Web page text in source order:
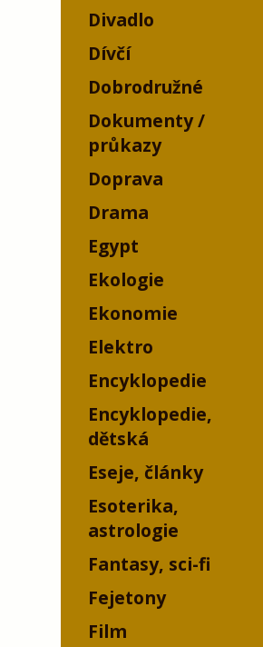
Divadlo
Dívčí
Dobrodružné
Dokumenty /
průkazy
Doprava
Drama
Egypt
Ekologie
Ekonomie
Elektro
Encyklopedie
Encyklopedie,
dětská
Eseje, články
Esoterika,
astrologie
Fantasy, sci-fi
Fejetony
Film